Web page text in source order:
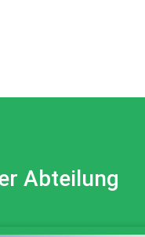
Abteilung